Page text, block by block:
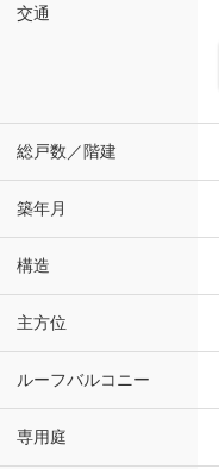
交通
総戸数／階建
築年月
構造
主方位
ルーフバルコニー
専用庭